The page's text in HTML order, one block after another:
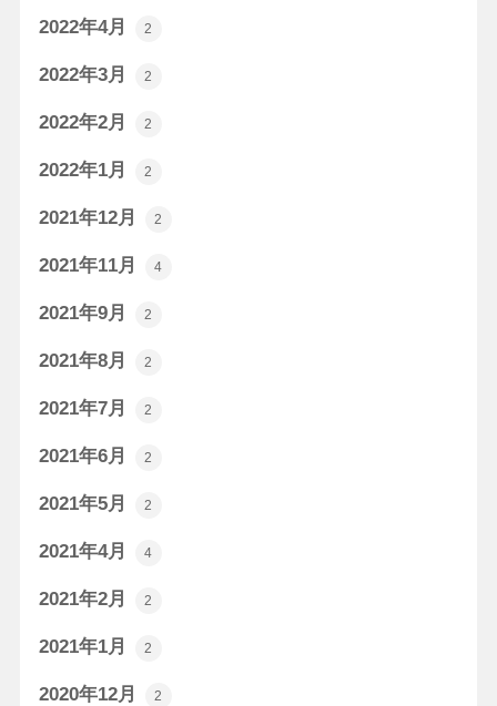
2022年4月 2
2022年3月 2
2022年2月 2
2022年1月 2
2021年12月 2
2021年11月 4
2021年9月 2
2021年8月 2
2021年7月 2
2021年6月 2
2021年5月 2
2021年4月 4
2021年2月 2
2021年1月 2
2020年12月 2